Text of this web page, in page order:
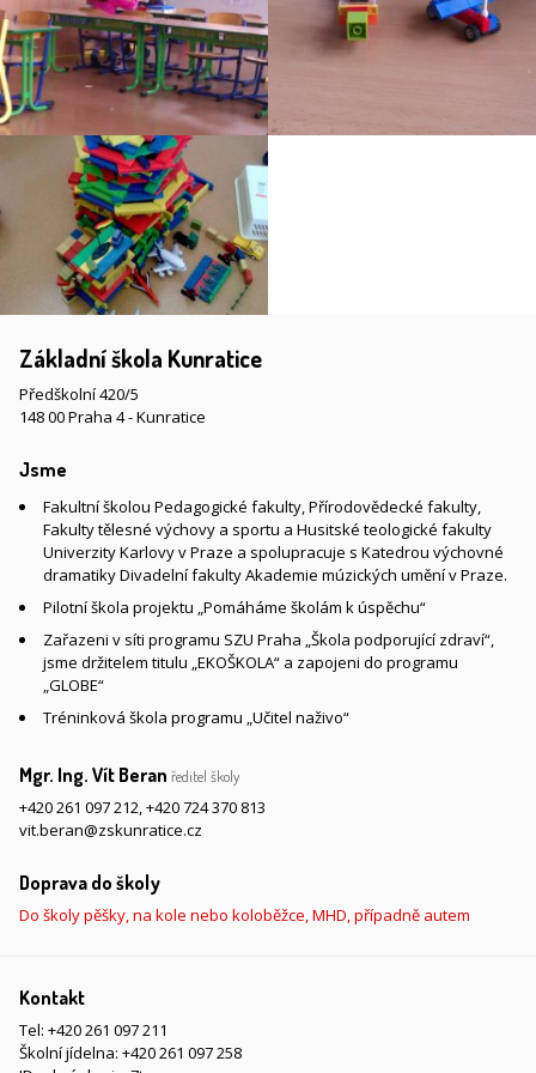
Základní škola Kunratice
Předškolní 420/5
148 00 Praha 4 - Kunratice
Jsme
Fakultní školou Pedagogické fakulty, Přírodovědecké fakulty,
Fakulty tělesné výchovy a sportu a Husitské teologické fakulty
Univerzity Karlovy v Praze a spolupracuje s Katedrou výchovné
dramatiky Divadelní fakulty Akademie múzických umění v Praze.
Pilotní škola projektu „Pomáháme školám k úspěchu“
Zařazeni v síti programu SZU Praha „Škola podporující zdraví“,
jsme držitelem titulu „EKOŠKOLA“ a zapojeni do programu
„GLOBE“
Tréninková škola programu „Učitel naživo“
Mgr. Ing. Vít Beran ředitel školy
+420 261 097 212,+420 724 370 813
vit.beran@zskunratice.cz
Doprava do školy
Do školy pěšky, na kole nebo koloběžce, MHD, případně autem
Kontakt
Tel: +420 261 097 211
Školní jídelna: +420 261 097 258